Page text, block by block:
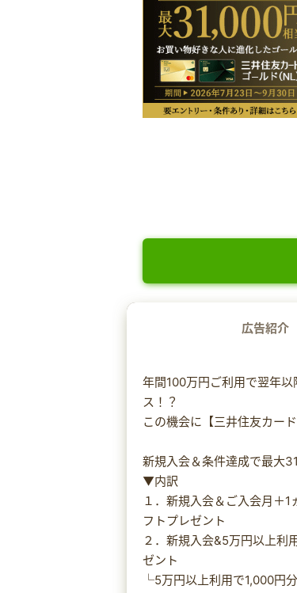
広告紹介
年間100万円ご利用で翌年
ス！？
この機会に【三井住友カー
新規入会＆条件達成で最大
▼内訳
１．新規入会＆ご入会月＋
フトプレゼント
２．新規入会&5万円以上利
ゼント
└5万円以上利用で1,000円分